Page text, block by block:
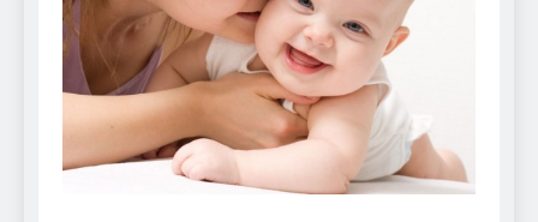
Can Bulldogs Play Fetch?
And How to Train Them!
7 Năm Ago
How Often Do I Need to
Groom My Bulldog
7 Năm Ago